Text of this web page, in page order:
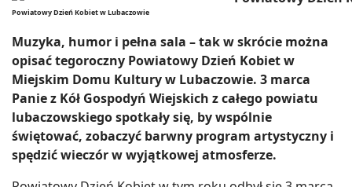
Powiatowy Dzień Kobiet w Lubaczowie
Muzyka, humor i pełna sala – tak w skrócie można
opisać tegoroczny Powiatowy Dzień Kobiet w
Miejskim Domu Kultury w Lubaczowie. 3 marca
Panie z Kół Gospodyń Wiejskich z całego powiatu
lubaczowskiego spotkały się, by wspólnie
świętować, zobaczyć barwny program artystyczny i
spędzić wieczór w wyjątkowej atmosferze.